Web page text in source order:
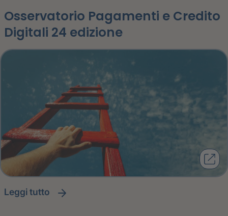
Osservatorio Pagamenti e Credito
Digitali 24 edizione
leggi tutto